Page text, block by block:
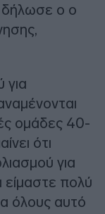
ο ο
για
ομάδες 40-
ότι
για
είμαστε πολύ
όλους αυτό